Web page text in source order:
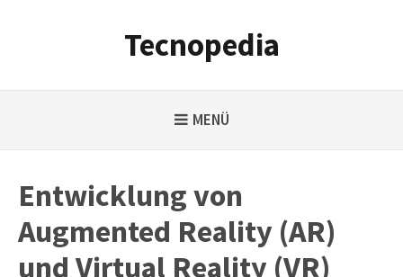
Tecnopedia
MENÜ
Entwicklung von
Augmented Reality (AR)
und Virtual Reality (VR)